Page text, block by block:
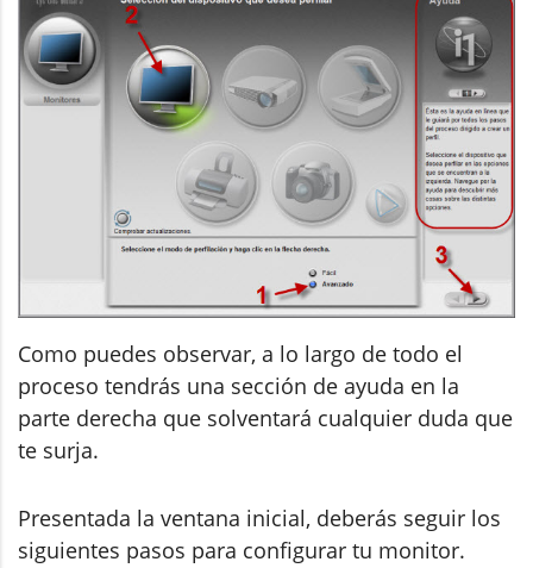
Como puedes observar, a lo largo de todo el
proceso tendrás una sección de ayuda en la
parte derecha que solventará cualquier duda que
te surja.
Presentada la ventana inicial, deberás seguir los
siguientes pasos para configurar tu monitor.